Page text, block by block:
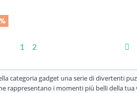
1 2
categoria gadget una serie di divertenti
rappresentano i momenti più belli della